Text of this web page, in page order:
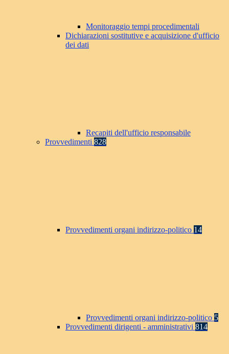
Monitoraggio tempi procedimentali
Dichiarazioni sostitutive e acquisizione d'ufficio
dei dati
Recapiti dell'ufficio responsabile
Provvedimenti 828
Provvedimenti organi indirizzo-politico 14
Provvedimenti organi indirizzo-politico 5
Provvedimenti dirigenti - amministrativi 814